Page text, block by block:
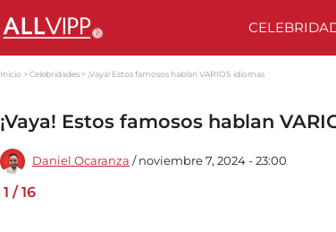
Inicio Celebridades ¡Vaya! Estos famosos hablan VARIOS idiomas
¡Vaya! Estos famosos hablan
Daniel Ocaranza / noviembre 7, 2024 - 23:00
1 /16